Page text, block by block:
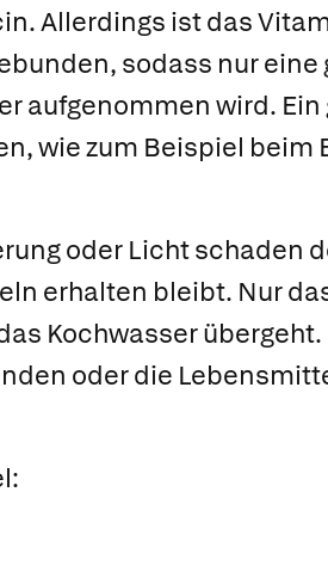
Allerdings ist das
sodass nur eine
aufgenommen wird. Ein
wie zum Beispiel beim
oder Licht schaden
erhalten bleibt. Nur
Kochwasser
oder die